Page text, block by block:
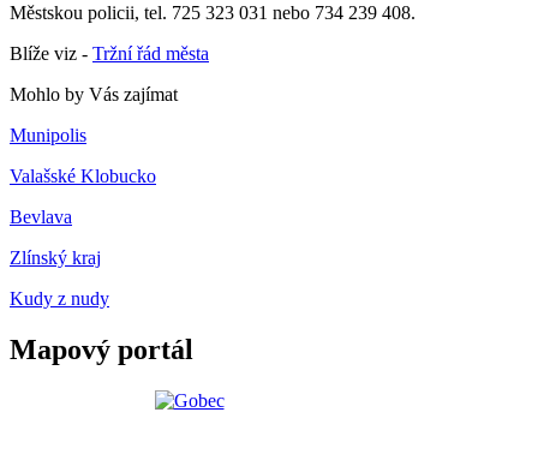
Městskou policii, tel. 725 323 031 nebo 734 239 408.
Blíže viz - Tržní řád města
Mohlo by Vás zajímat
Munipolis
Valašské Klobucko
Bevlava
Zlínský kraj
Kudy z nudy
Mapový portál